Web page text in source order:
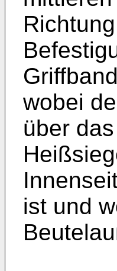
wobei
über
ist und